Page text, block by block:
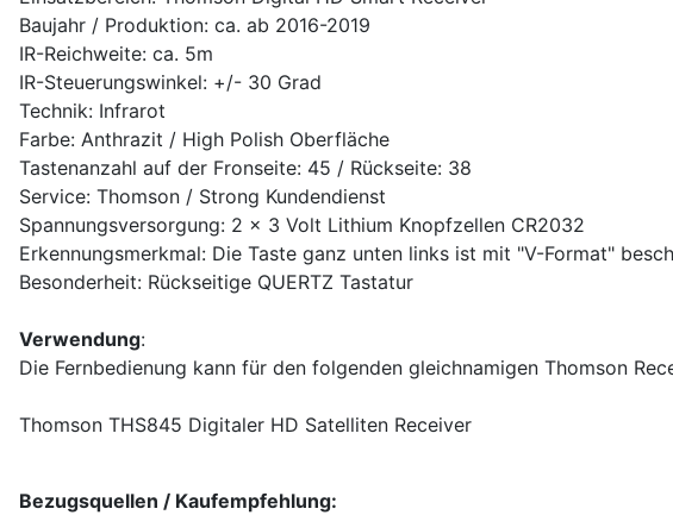
Baujahr / Produktion: ca. ab 2016-2019
IR-Reichweite: ca. 5m
IR-Steuerungswinkel: +/- 30 Grad
Technik: Infrarot
Farbe: Anthrazit / High Polish Oberfläche
Tastenanzahl auf der Fronseite: 45 / Rückseite: 38
Service: Thomson / Strong Kundendienst
Spannungsversorgung: 2 x 3 Volt Lithium Knopfzellen CR2032
Erkennungsmerkmal: Die Taste ganz unten links ist mit "V-Format"
Besonderheit: Rückseitige QUERTZ Tastatur
Verwendung:
Die Fernbedienung kann für den folgenden gleichnamigen Thomson
Thomson THS845 Digitaler HD Satelliten Receiver
Bezugsquellen / Kaufempfehlung: